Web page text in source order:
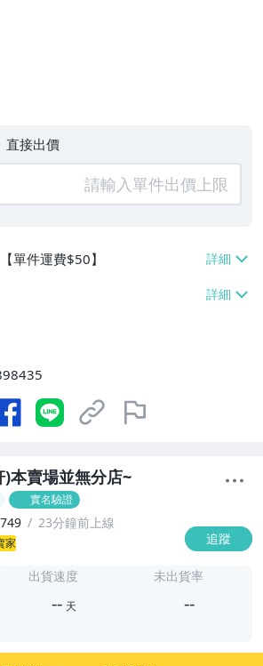
直接出價
單件運費$50】
)本賣場並無分店~
實名驗證
23分鐘前上線
家 追蹤
-
出貨速度
-- 天
未出貨率
--